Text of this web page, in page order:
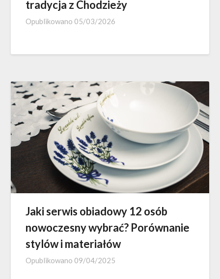
tradycja z Chodzieży
Opublikowano 05/03/2026
Jaki serwis obiadowy 12 osób
nowoczesny wybrać? Porównanie
stylów i materiałów
Opublikowano 09/04/2025